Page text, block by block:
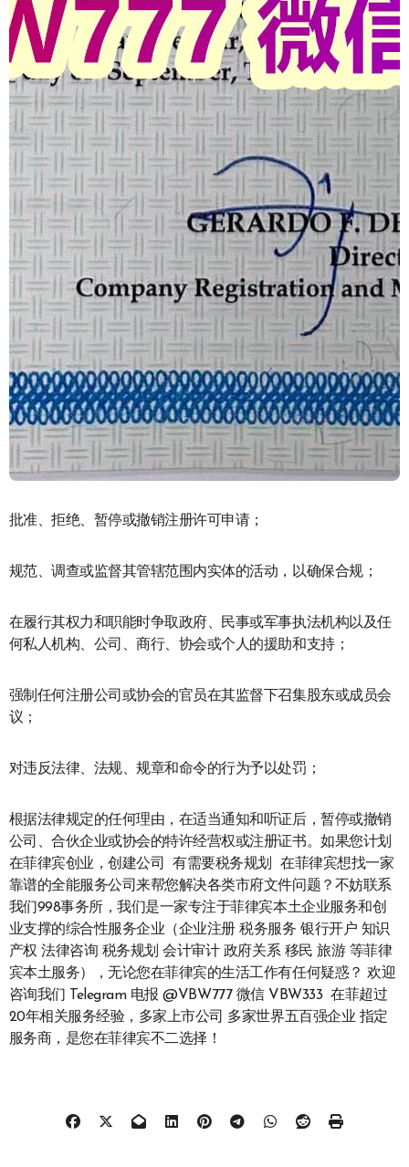
批准、拒绝、暂停或撤销注册许可申请；
规范、调查或监督其管辖范围内实体的活动，以确保合规；
在履行其权力和职能时争取政府、民事或军事执法机构以及任
何私人机构、公司、商行、协会或个人的援助和支持；
强制任何注册公司或协会的官员在其监督下召集股东或成员会
议；
对违反法律、法规、规章和命令的行为予以处罚；
根据法律规定的任何理由，在适当通知和听证后，暂停或撤销
公司、合伙企业或协会的特许经营权或注册证书。如果您计划
在菲律宾创业，创建公司 有需要税务规划 在菲律宾想找一家
靠谱的全能服务公司来帮您解决各类市府文件问题？不妨联系
我们998事务所，我们是一家专注于菲律宾本土企业服务和创
业支撑的综合性服务企业（企业注册 税务服务 银行开户 知识
产权 法律咨询 税务规划 会计审计 政府关系 移民 旅游 等菲律
宾本土服务），无论您在菲律宾的生活工作有任何疑惑？ 欢迎
咨询我们 Telegram 电报 @VBW777 微信 VBW333 在菲超过
20年相关服务经验，多家上市公司 多家世界五百强企业 指定
服务商，是您在菲律宾不二选择！